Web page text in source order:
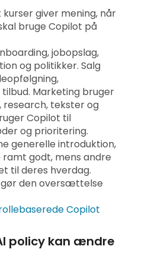
giver mening, når
bruge Copilot på
jobopslag,
og politikker. Salg
Marketing bruger
tekster og
Copilot til
og prioritering.
generelle introduktion,
godt, mens andre
til deres hverdag.
den oversættelse
Copilot
policy kan ændre